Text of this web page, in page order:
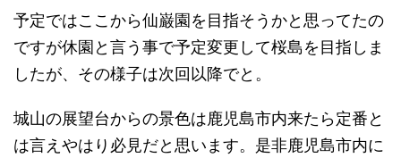
予定ではここから仙巌園を目指そうかと思ってたの
ですが休園と言う事で予定変更して桜島を目指しま
したが、その様子は次回以降でと。
城山の展望台からの景色は鹿児島市内来たら定番と
は言えやはり必見だと思います。是非鹿児島市内に